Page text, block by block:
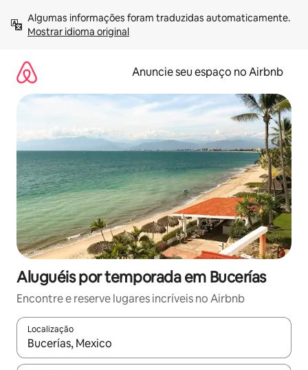
para
Mostrar idioma original
Anuncie seu espaço no Airbnb
Aluguéis por temporada em Bucerías
Encontre e reserve lugares incríveis no Airbnb
Localização
Quando os resultados estiverem disponíveis, explore-os